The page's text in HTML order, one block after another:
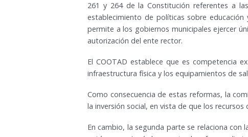
261 y 264 de la Constitución referentes a
establecimiento de políticas sobre
permite a los gobiernos municipales ejercer
autorización del ente rector.
El COOTAD establece que es competencia
infraestructura física y los equipamientos de
Como consecuencia de estas reformas, la
la inversión social, en vista de que los
En cambio, la segunda parte se relaciona